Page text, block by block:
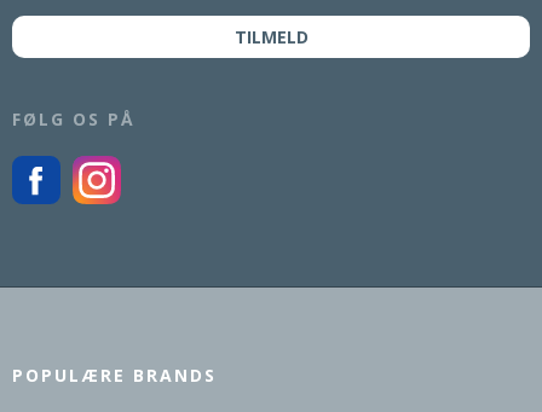
TILMELD
FØLG OS PÅ
POPULÆRE BRANDS